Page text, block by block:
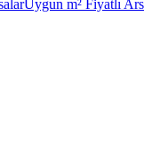
Uygun m² Fiyatlı